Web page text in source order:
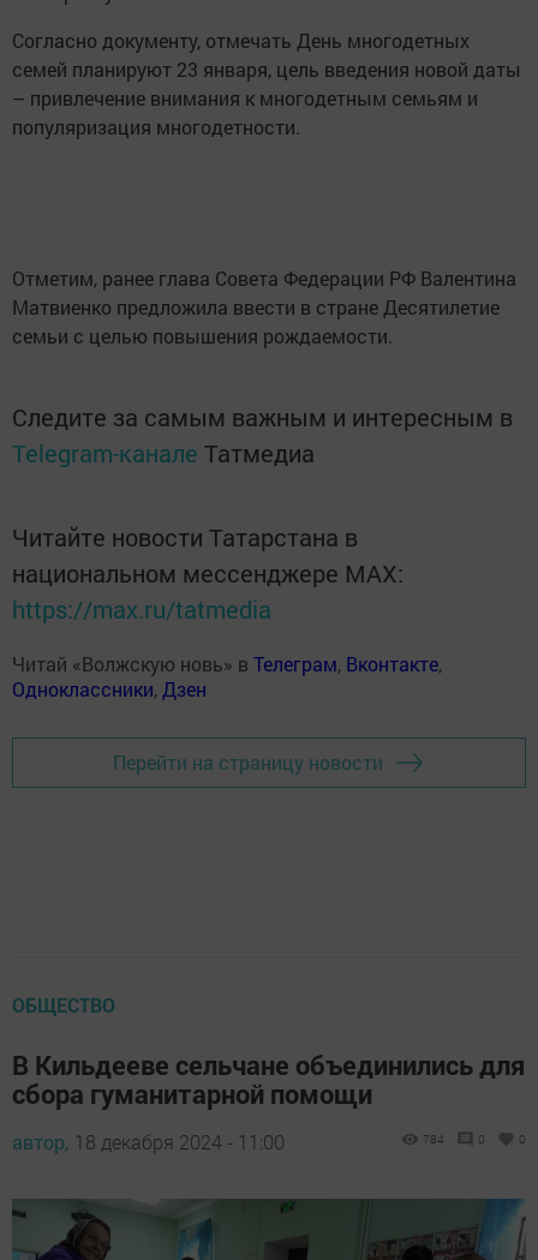
Согласно документу, отмечать День многодетных
семей планируют 23 января, цель введения новой даты
– привлечение внимания к многодетным семьям и
популяризация многодетности.
Отметим, ранее глава Совета Федерации РФ Валентина
Матвиенко предложила ввести в стране Десятилетие
семьи с целью повышения рождаемости.
Следите за самым важным и интересным в
Telegram-канале Татмедиа
Читайте новости Татарстана в
национальном мессенджере MАХ:
https://max.ru/tatmedia
Читай «Волжскую новь» в Телеграм, Вконтакте,
Одноклассники, Дзен
Перейти на страницу новости
ОБЩЕСТВО
В Кильдееве сельчане объединились для
сбора гуманитарной помощи
автор, 18 декабря 2024 - 11:00 784 0 0